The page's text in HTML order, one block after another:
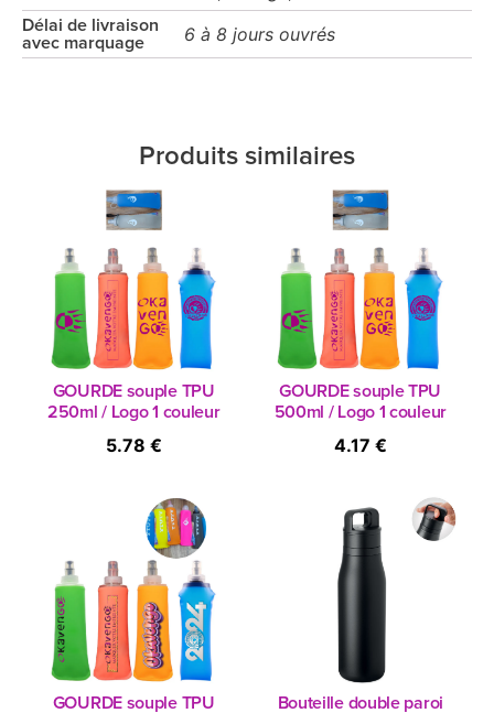
Délai de livraison
avec marquage
6 à 8 jours ouvrés
Produits similaires
GOURDE souple TPU
250ml / Logo 1 couleur
5.78 €
GOURDE souple TPU
500ml / Logo 1 couleur
4.17 €
GOURDE souple TPU
Bouteille double paroi